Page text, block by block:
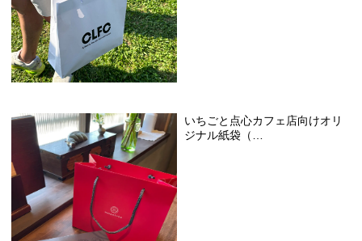
いちごと点心カフェ店向けオリ
ジナル紙袋（…